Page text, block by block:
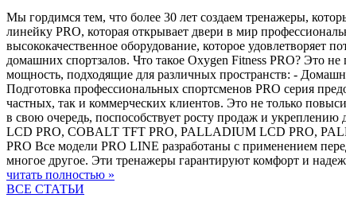
Мы гордимся тем, что более 30 лет создаем тренажеры,
линейку PRO, которая открывает двери в мир
высококачественное оборудование, которое
домашних спортзалов. Что такое Oxygen Fitness PRO? Это
мощность, подходящие для различных пространств: -
Подготовка профессиональных спортсменов PRO серия
частных, так и коммерческих клиентов. Это не только
в свою очередь, поспособствует росту продаж и
LCD PRO, COBALT TFT PRO, PALLADIUM LCD PRO,
PRO Все модели PRO LINE разработаны с применением
многое другое. Эти тренажеры гарантируют комфорт и
читать полностью »
ВСЕ СТАТЬИ